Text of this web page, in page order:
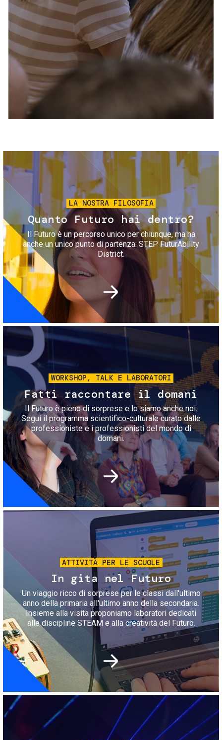
Servizi e accessibilità
Contatti
FAQ
Biglietti
Immagine
LA NOSTRA FILOSOFIA
Quanto Futuro hai dentro?
Il Futuro è un percorso unico per chiunque, ma ha
anche un unico punto di partenza: STEP FuturAbility
District.
Immagine
WORKSHOP, TALK E LABORATORI
Fatti raccontare il domani
Il Futuro è pieno di sorprese e lo siamo anche noi.
Segui il programma scientifico-culturale curato dalle
professioniste e i professionisti del mondo di
domani.
Immagine
ATTIVITÀ PER LE SCUOLE
In gita nel Futuro
Un viaggio ricco di sorprese per le classi dall'ultimo
anno della primaria all'ultimo anno della secondaria.
Insieme alla visita proponiamo laboratori dedicati
alle discipline STEAM e alla creatività del Futuro.
Immagine